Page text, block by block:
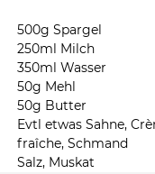
500g Spargel
250ml Milch
350ml Wasser
50g Mehl
50g Butter
Evtl etwas Sahne,
fraîche, Schmand
Salz, Muskat